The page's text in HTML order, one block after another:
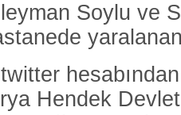
Soylu ve
Hendek